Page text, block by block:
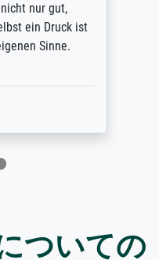
nur gut,
ein Druck ist
Sinne.
ついての